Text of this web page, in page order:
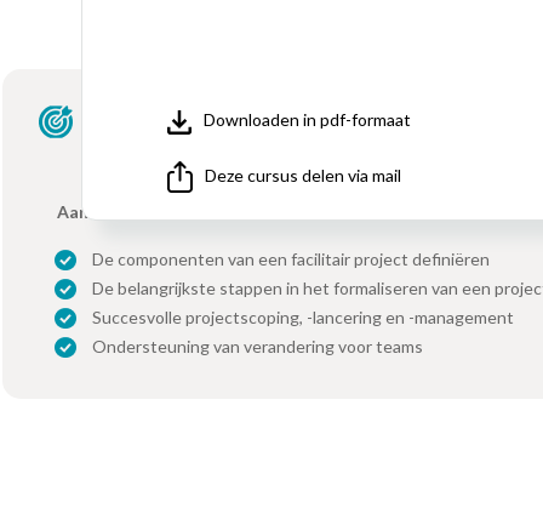
Downloaden in pdf-formaat
Deze cursus delen via mail
Aan het einde van de training is de deelnemer in staat om:
De componenten van een facilitair project definiëren
De belangrijkste stappen in het formaliseren van een
Succesvolle projectscoping, -lancering en -management
Ondersteuning van verandering voor teams